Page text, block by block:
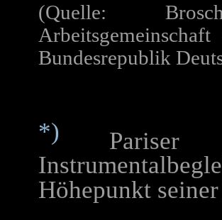
(Quelle:
Bundesrepublik
*) Pariser
Höhepunkt